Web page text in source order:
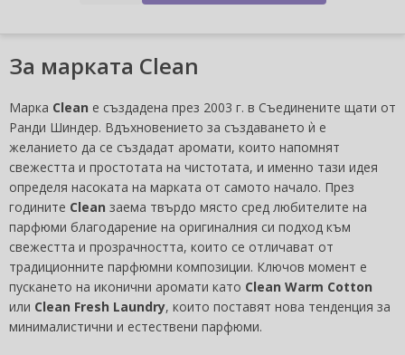
За марката Clean
Марка Clean е създадена през 2003 г. в Съединените щати от
Ранди Шиндер. Вдъхновението за създаването ѝ е
желанието да се създадат аромати, които напомнят
свежестта и простотата на чистотата, и именно тази идея
определя насоката на марката от самото начало. През
годините Clean заема твърдо място сред любителите на
парфюми благодарение на оригиналния си подход към
свежестта и прозрачността, които се отличават от
традиционните парфюмни композиции. Ключов момент е
пускането на иконични аромати като Clean Warm Cotton
или Clean Fresh Laundry, които поставят нова тенденция за
минималистични и естествени парфюми.